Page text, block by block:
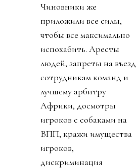
Чиновники же
приложили все силы,
чтобы все максимально
испохабить. Аресты
людей, запреты на въезд
сотрудникам команд и
лучшему арбитру
Африки, досмотры
игроков с собаками на
ВПП, кражи имущества
игроков,
дискриминация